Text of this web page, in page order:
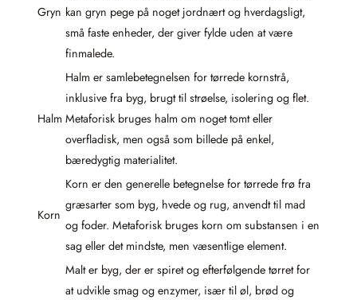
Gryn kan gryn pege på noget jordnært og hverdagsligt,
små faste enheder, der giver fylde uden at være
finmalede.
Halm
Halm er samlebetegnelsen for tørrede kornstrå,
inklusive fra byg, brugt til strøelse, isolering og flet.
Metaforisk bruges halm om noget tomt eller
overfladisk, men også som billede på enkel,
bæredygtig materialitet.
Korn
Korn er den generelle betegnelse for tørrede frø fra
græsarter som byg, hvede og rug, anvendt til mad
og foder. Metaforisk bruges korn om substansen i en
sag eller det mindste, men væsentlige element.
Malt er byg, der er spiret og efterfølgende tørret for
at udvikle smag og enzymer, især til øl, brød og